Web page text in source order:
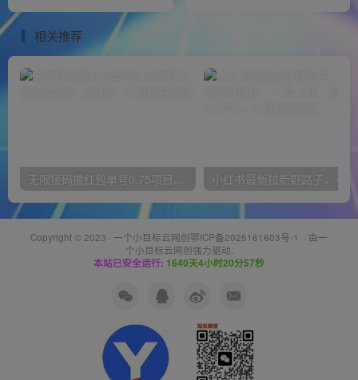
相关推荐
无限接码撸红包单号0.75项目无偿分享给你【揭秘】
Copyright © 2023 · 一个小目标云网创鄂ICP备2025161603号-1 · 由一
个小目标云网创强力驱动.
本站已安全运行: 1640天4小时20分58秒